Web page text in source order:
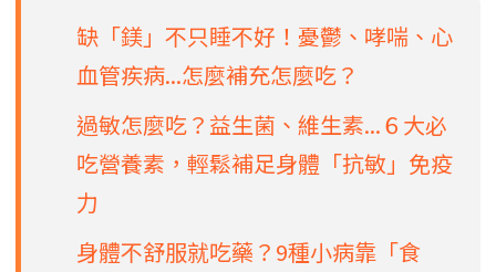
缺「鎂」不只睡不好！憂鬱、哮喘、心
血管疾病...怎麼補充怎麼吃？
過敏怎麼吃？益生菌、維生素...６大必
吃營養素，輕鬆補足身體「抗敏」免疫
力
身體不舒服就吃藥？9種小病靠「食